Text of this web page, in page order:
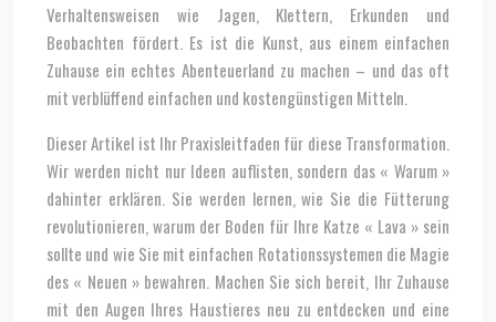
Verhaltensweisen wie Jagen, Klettern, Erkunden und
Beobachten fördert. Es ist die Kunst, aus einem einfachen
Zuhause ein echtes Abenteuerland zu machen – und das oft
mit verblüffend einfachen und kostengünstigen Mitteln.
Dieser Artikel ist Ihr Praxisleitfaden für diese Transformation.
Wir werden nicht nur Ideen auflisten, sondern das « Warum »
dahinter erklären. Sie werden lernen, wie Sie die Fütterung
revolutionieren, warum der Boden für Ihre Katze « Lava » sein
sollte und wie Sie mit einfachen Rotationssystemen die Magie
des « Neuen » bewahren. Machen Sie sich bereit, Ihr Zuhause
mit den Augen Ihres Haustieres neu zu entdecken und eine